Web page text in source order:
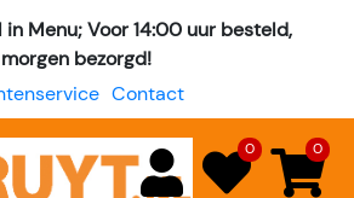
in Menu; Voor 14:00 uur besteld,
morgen bezorgd!
Contact
0 0